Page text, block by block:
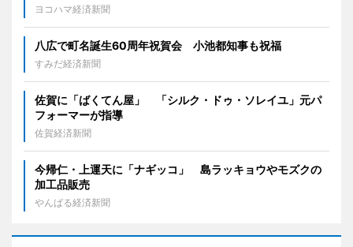
ヨコハマ経済新聞
八広で町名誕生60周年祝賀会 小池都知事も祝福
すみだ経済新聞
佐賀に「ばくてん屋」 「シルク・ドゥ・ソレイユ」元パ
フォーマーが指導
佐賀経済新聞
今帰仁・上運天に「ナギッコ」 島ラッキョウやモズクの
加工品販売
やんばる経済新聞